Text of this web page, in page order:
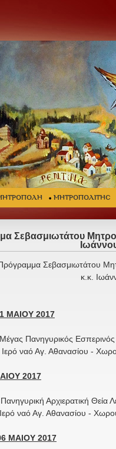
ΜΗΤΡΟΠΟΛΙΤΗΣ
Σεβασμιωτάτου
Σεβασμιωτάτου
κ.κ.
ΜΑΙΟΥ 2017
Πανηγυρικός Εσπερινός
Αγ. Αθανασίου -
2017
Αρχιερατική Θεία
Αγ. Αθανασίου -
ΜΑΙΟΥ 2017